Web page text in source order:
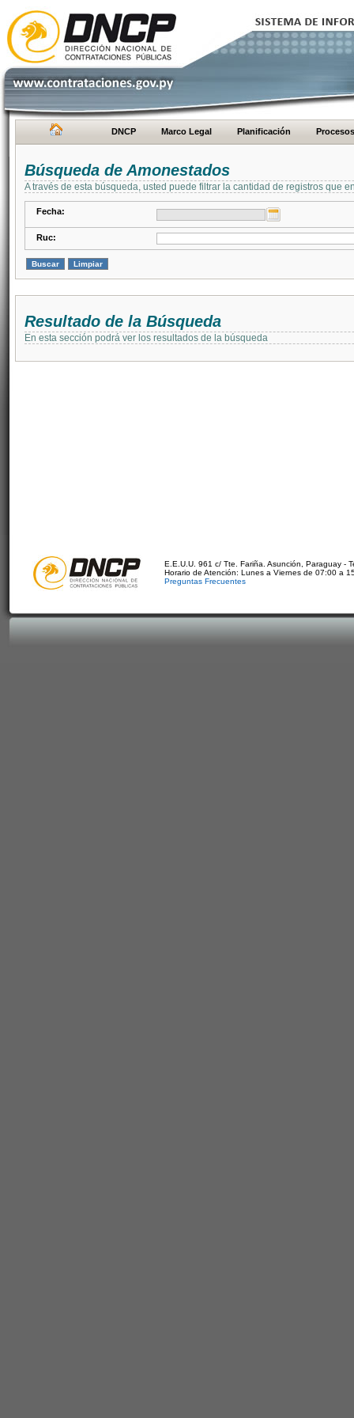
DNCP Marco Legal Planificación Procesos
Búsqueda de Amonestados
A través de esta búsqueda, usted puede filtrar la cantidad de registros que
Fecha:
Ruc:
Resultado de la Búsqueda
En esta sección podrá ver los resultados de la búsqueda
E.E.U.U. 961 c/ Tte. Fariña. Asunción, Paraguay -
Horario de Atención: Lunes a Viernes de 07:00 a
Preguntas Frecuentes